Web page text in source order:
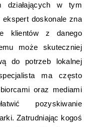
działających w tym
doskonale zna
klientów z danego
może skuteczniej
do potrzeb lokalnej
ma często
oraz mediami
pozyskiwanie
Zatrudniając kogoś